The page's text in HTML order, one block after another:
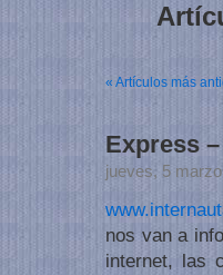
« Artículos más
Express
jueves, 5
nos van a
internet, las